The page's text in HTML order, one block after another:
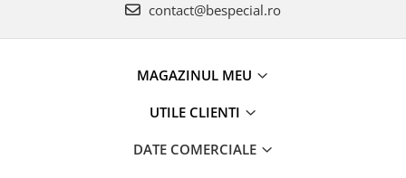
contact@bespecial.ro
MAGAZINUL MEU
UTILE CLIENTI
DATE COMERCIALE